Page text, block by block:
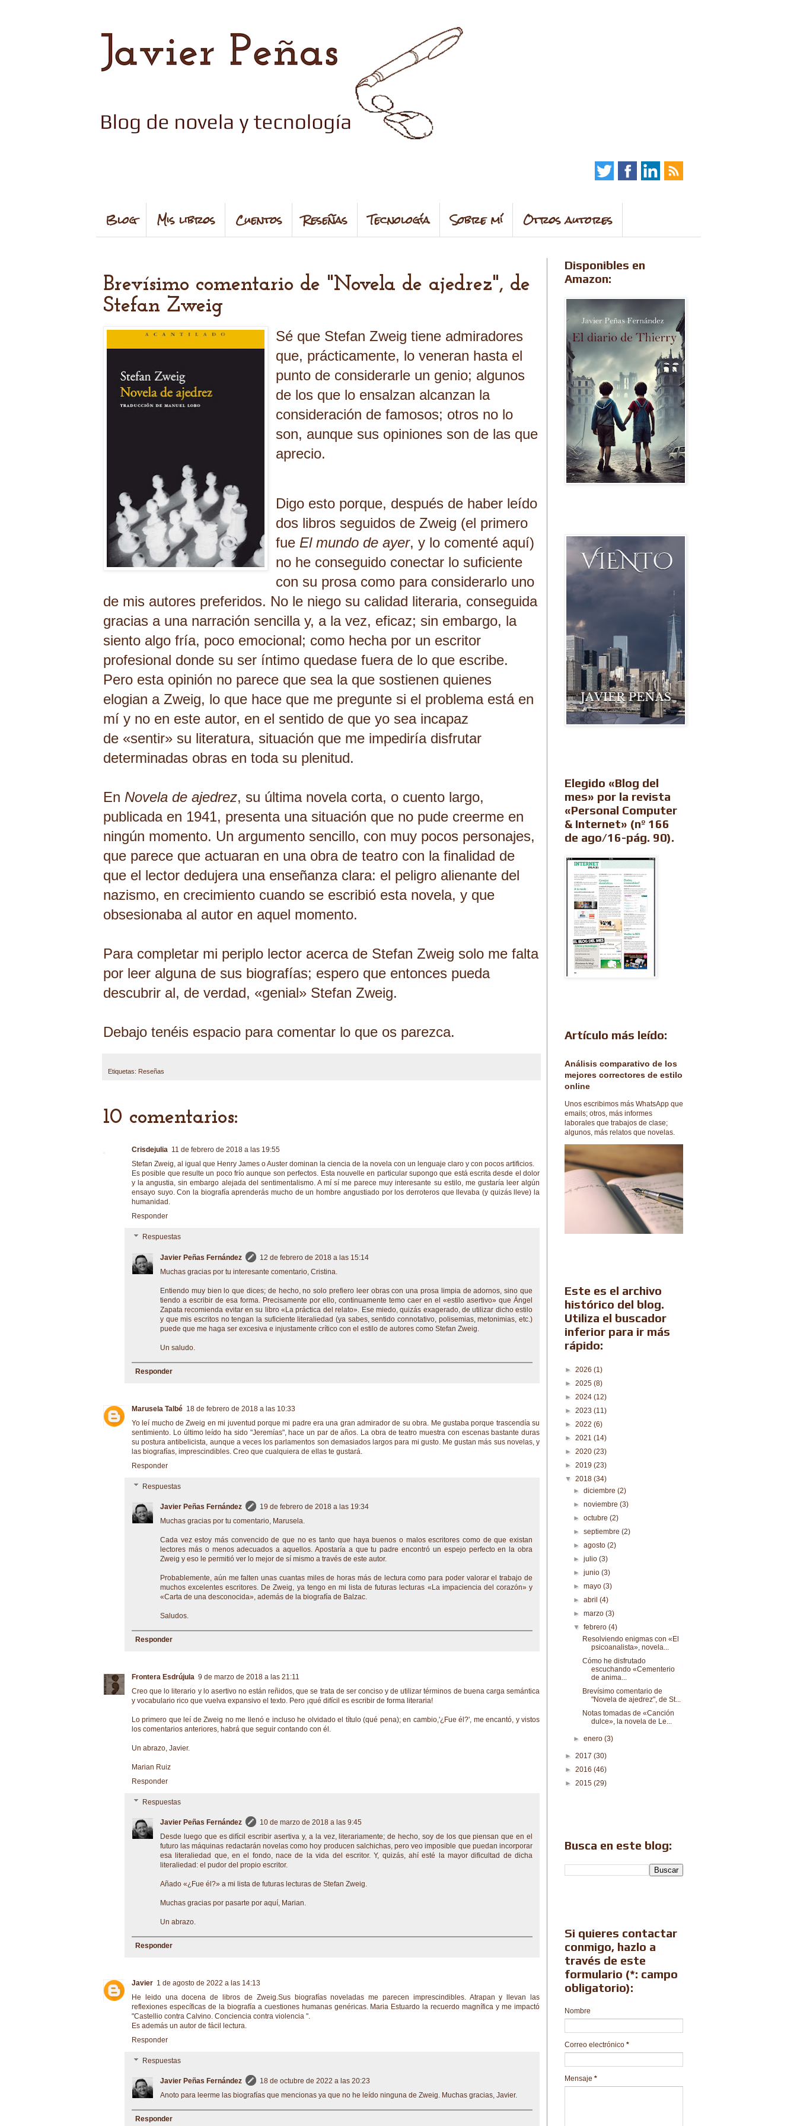
Blog Mis libros Cuentos Reseñas Tecnología Sobre mí Otros autores
Brevísimo comentario de "Novela de ajedrez", de
Stefan Zweig
Sé que Stefan Zweig tiene admiradores
que, prácticamente, lo veneran hasta el
punto de considerarle un genio; algunos
de los que lo ensalzan alcanzan la
consideración de famosos; otros no lo
son, aunque sus opiniones son de las que
aprecio.
Digo esto porque, después de haber leído
dos libros seguidos de Zweig (el primero
fue El mundo de ayer, y lo comenté aquí)
no he conseguido conectar lo suficiente
con su prosa como para considerarlo uno
de mis autores preferidos. No le niego su calidad literaria, conseguida
gracias a una narración sencilla y, a la vez, eficaz; sin embargo, la
siento algo fría, poco emocional; como hecha por un escritor
profesional donde su ser íntimo quedase fuera de lo que escribe.
Pero esta opinión no parece que sea la que sostienen quienes
elogian a Zweig, lo que hace que me pregunte si el problema está en
mí y no en este autor, en el sentido de que yo sea incapaz
de «sentir» su literatura, situación que me impediría disfrutar
determinadas obras en toda su plenitud.
En Novela de ajedrez, su última novela corta, o cuento largo,
publicada en 1941, presenta una situación que no pude creerme en
ningún momento. Un argumento sencillo, con muy pocos personajes,
que parece que actuaran en una obra de teatro con la finalidad de
que el lector dedujera una enseñanza clara: el peligro alienante del
nazismo, en crecimiento cuando se escribió esta novela, y que
obsesionaba al autor en aquel momento.
Para completar mi periplo lector acerca de Stefan Zweig solo me falta
por leer alguna de sus biografías; espero que entonces pueda
descubrir al, de verdad, «genial» Stefan Zweig.
Debajo tenéis espacio para comentar lo que os parezca.
Etiquetas: Reseñas
10 comentarios:
Crisdejulia 11 de febrero de 2018 a las 19:55
Stefan Zweig, al igual que Henry James o Auster dominan la ciencia de la novela con un lenguaje claro y con pocos artificios.
Es posible que resulte un poco frío aunque son perfectos. Esta nouvelle en particular supongo que está escrita desde el dolor
y la angustia, sin embargo alejada del sentimentalismo. A mí sí me parece muy interesante su estilo, me gustaría leer algún
ensayo suyo. Con la biografía aprenderás mucho de un hombre angustiado por los derroteros que llevaba (y quizás lleve) la
humanidad.
Responder
Respuestas
Javier Peñas Fernández
12 de febrero de 2018 a las 15:14
Muchas gracias por tu interesante comentario, Cristina.
Entiendo muy bien lo que dices; de hecho, no solo prefiero leer obras con una prosa limpia de adornos, sino que
tiendo a escribir de esa forma. Precisamente por ello, continuamente temo caer en el «estilo asertivo» que Ángel
Zapata recomienda evitar en su libro «La práctica del relato». Ese miedo, quizás exagerado, de utilizar dicho estilo
y que mis escritos no tengan la suficiente literaliedad (ya sabes, sentido connotativo, polisemias, metonimias, etc.)
puede que me haga ser excesiva e injustamente crítico con el estilo de autores como Stefan Zweig.
Un saludo.
Responder
Marusela Talbé 18 de febrero de 2018 a las 10:33
Yo leí mucho de Zweig en mi juventud porque mi padre era una gran admirador de su obra. Me gustaba porque trascendía su
sentimiento. Lo último leído ha sido "Jeremías", hace un par de años. La obra de teatro muestra con escenas bastante duras
su postura antibelicista, aunque a veces los parlamentos son demasiados largos para mi gusto. Me gustan más sus novelas, y
las biografías, imprescindibles. Creo que cualquiera de ellas te gustará.
Responder
Respuestas
Javier Peñas Fernández
19 de febrero de 2018 a las 19:34
Muchas gracias por tu comentario, Marusela.
Cada vez estoy más convencido de que no es tanto que haya buenos o malos escritores como de que existan
lectores más o menos adecuados a aquellos. Apostaría a que tu padre encontró un espejo perfecto en la obra
Zweig y eso le permitió ver lo mejor de sí mismo a través de este autor.
Probablemente, aún me falten unas cuantas miles de horas más de lectura como para poder valorar el trabajo de
muchos excelentes escritores. De Zweig, ya tengo en mi lista de futuras lecturas «La impaciencia del corazón» y
«Carta de una desconocida», además de la biografía de Balzac.
Saludos.
Responder
Frontera Esdrújula 9 de marzo de 2018 a las 21:11
Creo que lo literario y lo asertivo no están reñidos, que se trata de ser conciso y de utilizar términos de buena carga semántica
y vocabulario rico que vuelva expansivo el texto. Pero ¡qué difícil es escribir de forma literaria!
Lo primero que leí de Zweig no me llenó e incluso he olvidado el título (qué pena); en cambio,'¿Fue él?', me encantó, y vistos
los comentarios anteriores, habrá que seguir contando con él.
Un abrazo, Javier.
Marian Ruiz
Responder
Respuestas
Javier Peñas Fernández
10 de marzo de 2018 a las 9:45
Desde luego que es difícil escribir asertiva y, a la vez, literariamente; de hecho, soy de los que piensan que en el
futuro las máquinas redactarán novelas como hoy producen salchichas, pero veo imposible que puedan incorporar
esa literaliedad que, en el fondo, nace de la vida del escritor. Y, quizás, ahí esté la mayor dificultad de dicha
literaliedad: el pudor del propio escritor.
Añado «¿Fue él?» a mi lista de futuras lecturas de Stefan Zweig.
Muchas gracias por pasarte por aquí, Marian.
Un abrazo.
Responder
Javier 1 de agosto de 2022 a las 14:13
He leido una docena de libros de Zweig.Sus biografías noveladas me parecen imprescindibles. Atrapan y llevan las
reflexiones específicas de la biografía a cuestiones humanas genéricas. Maria Estuardo la recuerdo magnífica y me impactó
"Castellio contra Calvino. Conciencia contra violencia ".
Es además un autor de fácil lectura.
Responder
Respuestas
Javier Peñas Fernández
18 de octubre de 2022 a las 20:23
Anoto para leerme las biografías que mencionas ya que no he leído ninguna de Zweig. Muchas gracias, Javier.
Responder
Disponibles en
Amazon:
Elegido «Blog del
mes» por la revista
«Personal Computer
& Internet» (nº 166
de ago/16-pág. 90).
Artículo más leído:
Análisis comparativo de los
mejores correctores de estilo
online
Unos escribimos más WhatsApp que
emails; otros, más informes
laborales que trabajos de clase;
algunos, más relatos que novelas.
Este es el archivo
histórico del blog.
Utiliza el buscador
inferior para ir más
rápido:
► 2026 (1)
► 2025 (8)
► 2024 (12)
► 2023 (11)
► 2022 (6)
► 2021 (14)
► 2020 (23)
► 2019 (23)
▼ 2018 (34)
►diciembre(2)
►noviembre(3)
►octubre(2)
►septiembre(2)
►agosto(2)
►julio(3)
►junio(3)
►mayo(3)
►abril(4)
►marzo(3)
▼febrero(4)
Resolviendo enigmas con «El
psicoanalista», novela...
Cómo he disfrutado
escuchando «Cementerio
de anima...
Brevísimo comentario de
"Novela de ajedrez", de St...
Notas tomadas de «Canción
dulce», la novela de Le...
►enero(3)
► 2017 (30)
► 2016 (46)
► 2015 (29)
Busca en este blog:
Si quieres contactar
conmigo, hazlo a
través de este
formulario (*: campo
obligatorio):
Nombre
Correo electrónico *
Mensaje *